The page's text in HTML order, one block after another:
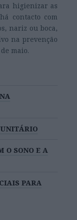
higienizar as
contacto com
nariz ou boca,
na prevenção
maio.
O SONO E A
PARA